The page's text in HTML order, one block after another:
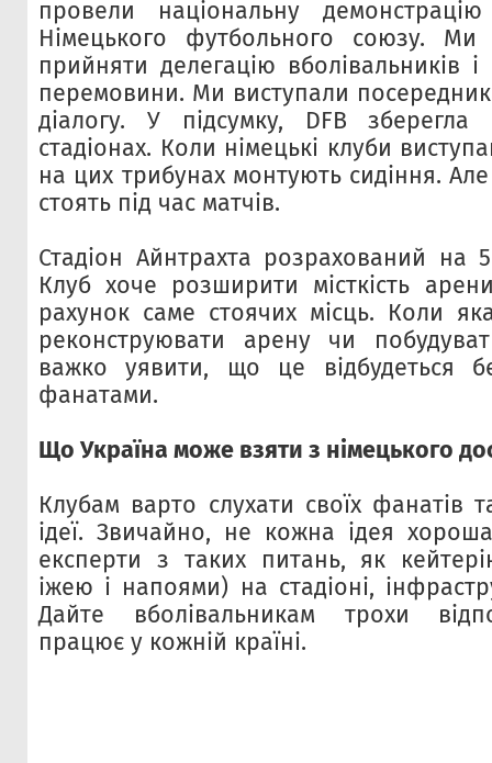
провели національну
Німецького футбольного союзу. Ми
прийняти делегацію вболівальників
перемовини. Ми виступали
діалогу. У підсумку, DFB зберегла
стадіонах. Коли німецькі клуби
на цих трибунах монтують сидіння.
стоять під час матчів.
Стадіон Айнтрахта розрахований на
Клуб хоче розширити місткість
рахунок саме стоячих місць. Коли
реконструювати арену чи
важко уявити, що це відбудеться
фанатами.
Що Україна може взяти з німецького
Клубам варто слухати своїх фанатів
ідеї. Звичайно, не кожна ідея
експерти з таких питань, як
іжею і напоями) на стадіоні,
Дайте вболівальникам трохи
працює у кожній країні.